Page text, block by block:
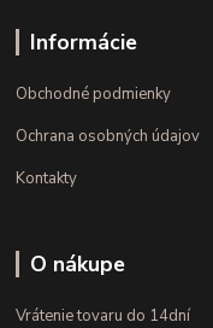
Informácie
Obchodné podmienky
Ochrana osobných údajov
Kontakty
O nákupe
Vrátenie tovaru do 14dní